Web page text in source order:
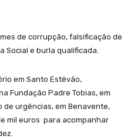
de corrupção, falsificação de
Social e burla qualificada.
em Santo Estêvão,
Fundação Padre Tobias, em
de urgências, em Benavente,
mil euros para acompanhar